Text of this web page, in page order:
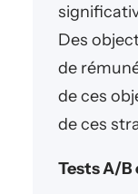
Des
de
de ces
de ces
Tests A/